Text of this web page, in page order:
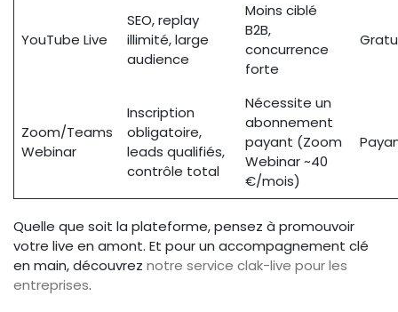
YouTube Live
SEO, replay
illimité, large
audience
Moins ciblé
B2B,
concurrence
forte
Zoom/Teams
Webinar
Inscription
obligatoire,
leads qualifiés,
contrôle total
Nécessite un
abonnement
payant (Zoom
Webinar ~40
€/mois)
Quelle que soit la plateforme, pensez à promouvoir
votre live en amont. Et pour un accompagnement clé
en main, découvrez notre service clak-live pour les
entreprises.